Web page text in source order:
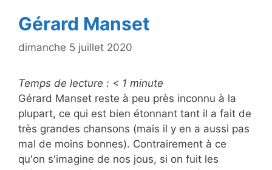
k
Gérard Manset
dimanche 5 juillet 2020
Temps de lecture : < 1 minute
Gérard Manset reste à peu près inconnu à la
plupart, ce qui est bien étonnant tant il a fait de
très grandes chansons (mais il y en a aussi pas
mal de moins bonnes). Contrairement à ce
qu'on s'imagine de nos jous, si on fuit les